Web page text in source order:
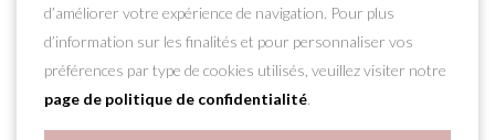
d’améliorer votre expérience de navigation. Pour plus
d’information sur les finalités et pour personnaliser vos
préférences par type de cookies utilisés, veuillez visiter notre
page de politique de confidentialité.